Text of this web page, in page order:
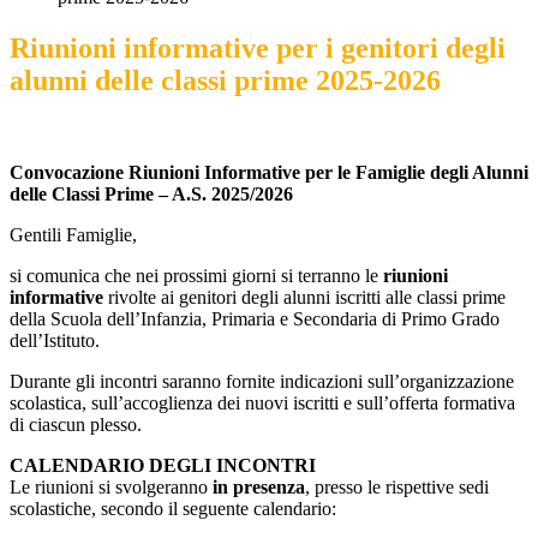
Riunioni informative per i genitori degli
alunni delle classi prime 2025-2026
Convocazione Riunioni Informative per le Famiglie degli Alunni
delle Classi Prime – A.S. 2025/2026
Gentili Famiglie,
si comunica che nei prossimi giorni si terranno le riunioni
informative rivolte ai genitori degli alunni iscritti alle classi prime
della Scuola dell’Infanzia, Primaria e Secondaria di Primo Grado
dell’Istituto.
Durante gli incontri saranno fornite indicazioni sull’organizzazione
scolastica, sull’accoglienza dei nuovi iscritti e sull’offerta formativa
di ciascun plesso.
CALENDARIO DEGLI INCONTRI
Le riunioni si svolgeranno in presenza, presso le rispettive sedi
scolastiche, secondo il seguente calendario: